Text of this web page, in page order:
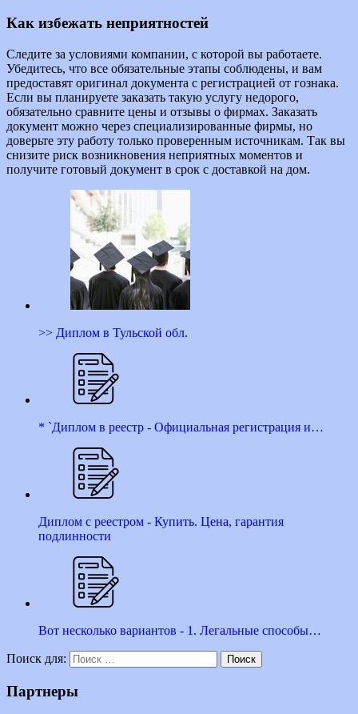
Как избежать неприятностей
Следите за условиями компании, с которой вы работаете.
Убедитесь, что все обязательные этапы соблюдены, и вам
предоставят оригинал документа с регистрацией от гознака.
Если вы планируете заказать такую услугу недорого,
обязательно сравните цены и отзывы о фирмах. Заказать
документ можно через специализированные фирмы, но
доверьте эту работу только проверенным источникам. Так вы
снизите риск возникновения неприятных моментов и
получите готовый документ в срок с доставкой на дом.
>> Диплом в Тульской обл.
* `Диплом в реестр - Официальная регистрация и…
Диплом с реестром - Купить. Цена, гарантия
подлинности
Вот несколько вариантов - 1. Легальные способы…
Поиск для: Поиск
Партнеры